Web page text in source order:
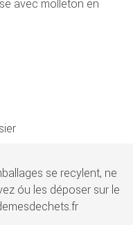
avec molleton en
se recylent, ne
óu les déposer sur le